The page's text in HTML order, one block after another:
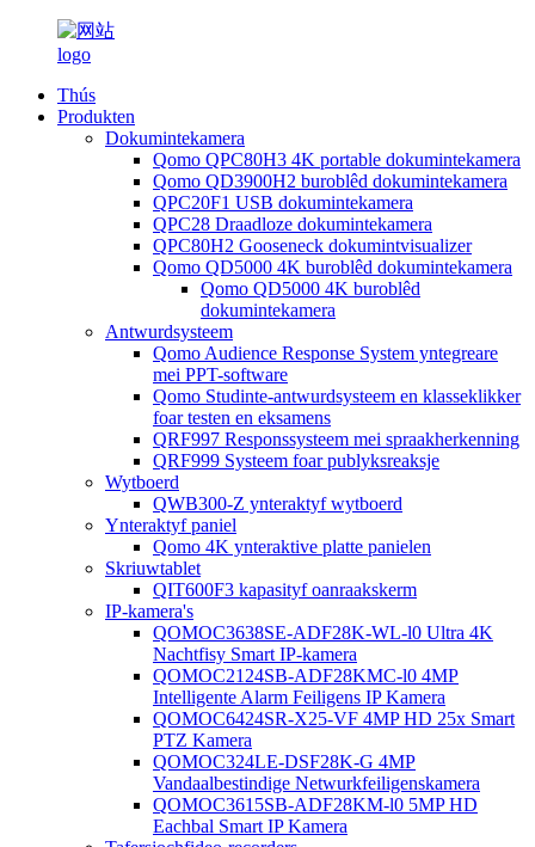
Thús
Produkten
Dokumintekamera
Qomo QPC80H3 4K portable dokumintekamera
Qomo QD3900H2 buroblêd dokumintekamera
QPC20F1 USB dokumintekamera
QPC28 Draadloze dokumintekamera
QPC80H2 Gooseneck dokumintvisualizer
Qomo QD5000 4K buroblêd dokumintekamera
Qomo QD5000 4K buroblêd
dokumintekamera
Antwurdsysteem
Qomo Audience Response System yntegreare
mei PPT-software
Qomo Studinte-antwurdsysteem en klasseklikker
foar testen en eksamens
QRF997 Responssysteem mei spraakherkenning
QRF999 Systeem foar publyksreaksje
Wytboerd
QWB300-Z ynteraktyf wytboerd
Ynteraktyf paniel
Qomo 4K ynteraktive platte panielen
Skriuwtablet
QIT600F3 kapasityf oanraakskerm
IP-kamera's
QOMOC3638SE-ADF28K-WL-l0 ​​Ultra 4K
Nachtfisy Smart IP-kamera
QOMOC2124SB-ADF28KMC-l0 4MP
Intelligente Alarm Feiligens IP Kamera
QOMOC6424SR-X25-VF 4MP HD 25x Smart
PTZ Kamera
QOMOC324LE-DSF28K-G 4MP
Vandaalbestindige Netwurkfeiligenskamera
QOMOC3615SB-ADF28KM-l0 5MP HD
Eachbal Smart IP Kamera